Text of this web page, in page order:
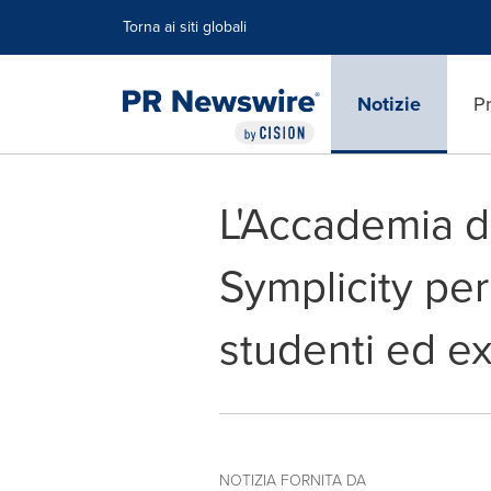
Torna ai siti globali
Notizie
L'Accademia
Symplicity
studenti ed
NOTIZIA FORNITA DA